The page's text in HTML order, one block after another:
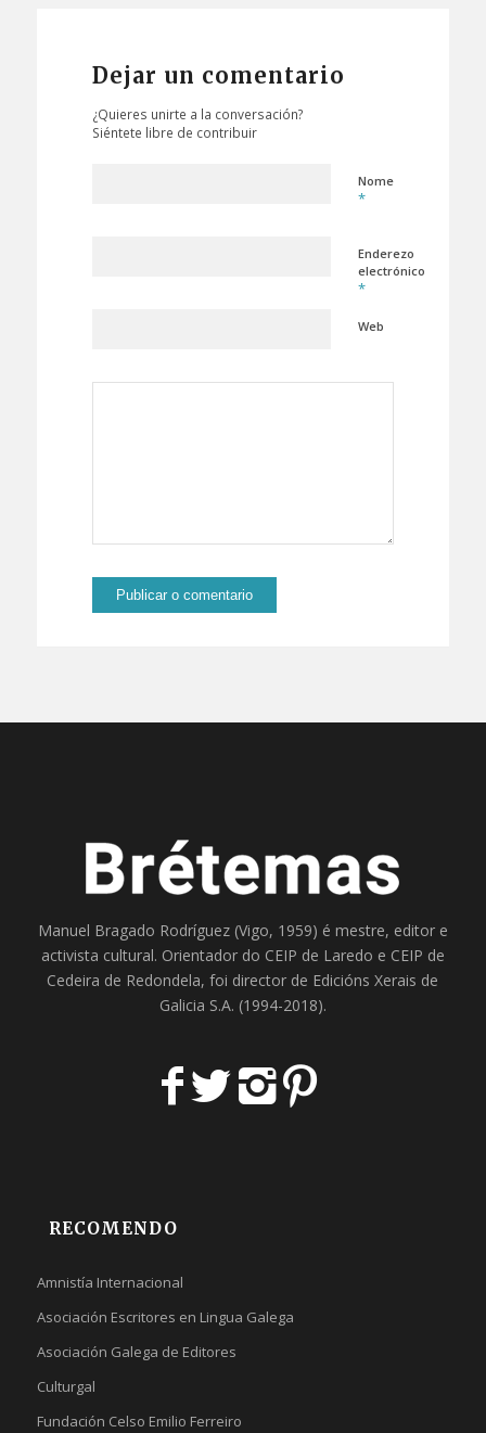
Dejar un comentario
¿Quieres unirte a la conversación?
Siéntete libre de contribuir
Nome
*
Enderezo
electrónico
*
Web
Manuel Bragado Rodríguez (Vigo, 1959) é mestre, editor e
activista cultural. Orientador do CEIP de Laredo e CEIP de
Cedeira de Redondela, foi director de Edicións Xerais de
Galicia S.A. (1994-2018).
RECOMENDO
Amnistía Internacional
Asociación Escritores en Lingua Galega
Asociación Galega de Editores
Culturgal
Fundación Celso Emilio Ferreiro